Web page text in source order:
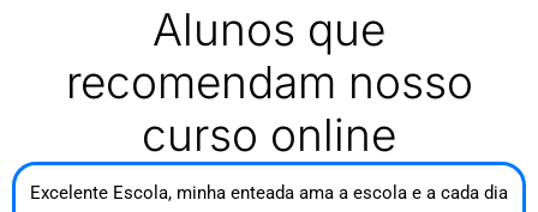
Alunos que
recomendam nosso
curso online
Excelente Escola, minha enteada ama a escola e a cada dia